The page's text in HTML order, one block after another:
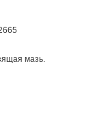
мазь.